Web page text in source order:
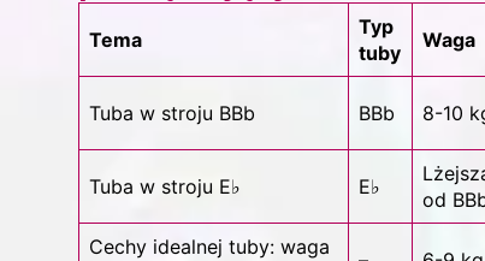
Tema
Typ
tuby
Waga
Tuba w stroju BBb BBb 8-10
Tuba w stroju E♭ E♭
od
Cechy idealnej tuby: waga